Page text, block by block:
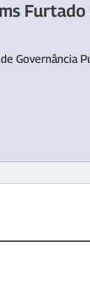
Furtado
de Governância